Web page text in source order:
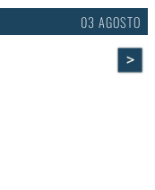
03 AGOSTO
>